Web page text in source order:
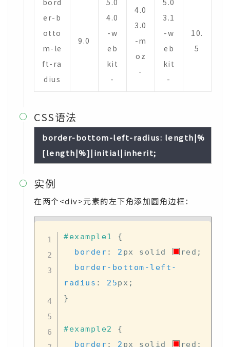
bord
er-b
otto
m-le
ft-ra
dius
9.0
5.0
4.0
-w
eb
kit
-
4.0
3.0
-m
oz
-
5.0
3.1
-w
eb
kit
-
10.
5
 CSS语法
border-bottom-left-radius: length|%
[length|%]|initial|inherit;
 实例
在两个<div>元素的左下角添加圆角边框：
#example1
{
border : 2 px solid red ;
border-bottom-left-
radius : 25px ;
}
#example2
{
border : 2 px solid red ;